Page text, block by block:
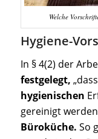
Welche
Hygiene-
In § 4(2) der
festgelegt,
hygienischen
gereinigt
Büroküche. So